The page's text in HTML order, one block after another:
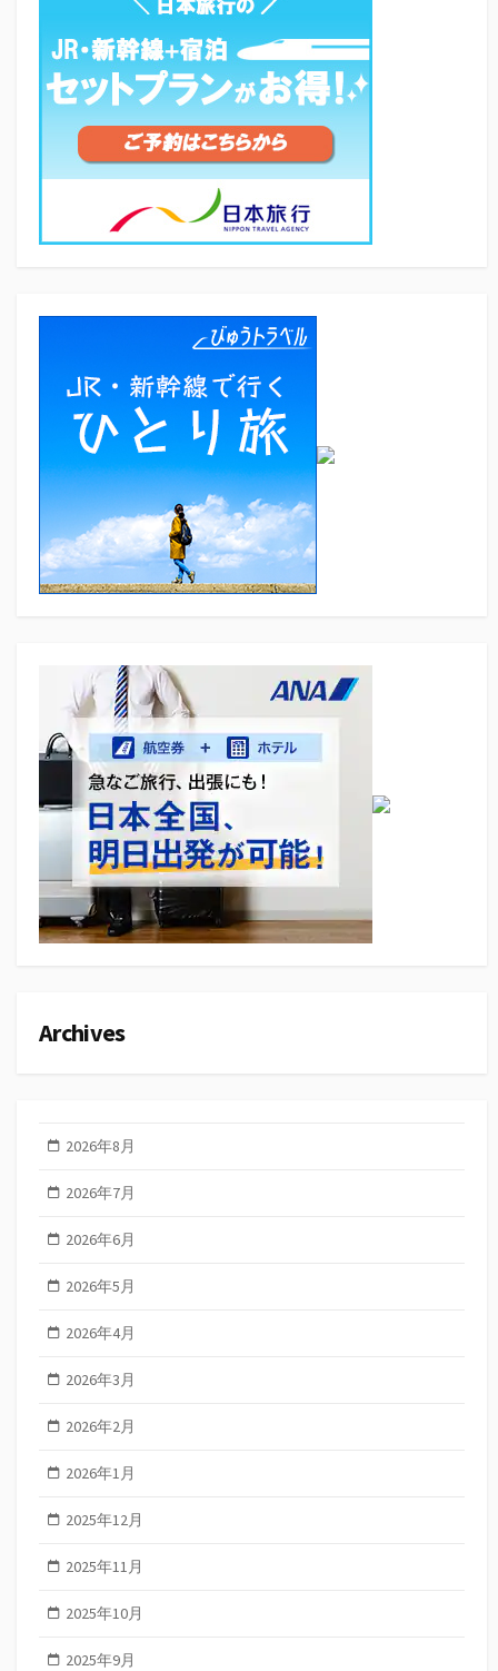
Archives
2026年8月
2026年7月
2026年6月
2026年5月
2026年4月
2026年3月
2026年2月
2026年1月
2025年12月
2025年11月
2025年10月
2025年9月